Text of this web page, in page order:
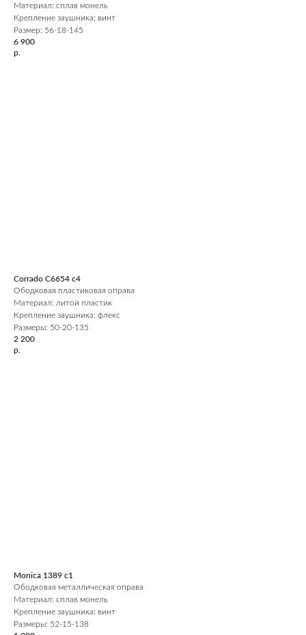
Материал: сплав монель
Крепление заушника: винт
Размер: 56-18-145
6 900
р.
Corrado C6654 c4
Ободковая пластиковая оправа
Материал: литой пластик
Крепление заушника: флекс
Размеры: 50-20-135
2 200
р.
Monica 1389 c1
Ободковая металлическая оправа
Материал: сплав монель
Крепление заушника: винт
Размеры: 52-15-138